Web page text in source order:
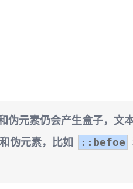
伪元素仍会产生盒子，文
伪元素，比如
::befoe